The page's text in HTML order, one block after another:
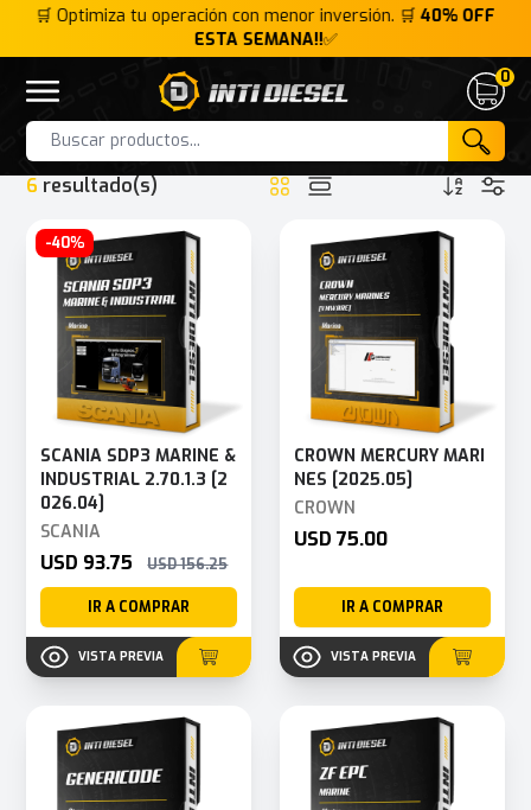
🛒 Optimiza tu operación con menor inversión. 🛒40% OFF
ESTA SEMANA!!✅
Open menu
Inti Diesel
Cart
0
HOME CATEGORIA
Products
6 resultado(s)
-40%
SCANIA SDP3 MARINE &
INDUSTRIAL 2.70.1.3 [2
026.04]
SCANIA
USD 93.75 USD 156.25
IR A COMPRAR
VISTA PREVIA
CROWN MERCURY MARI
NES [2025.05]
CROWN
USD 75.00
IR A COMPRAR
VISTA PREVIA